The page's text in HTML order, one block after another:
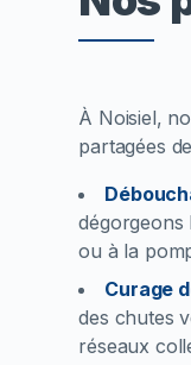
À Noisiel,
partagées
dégorgeons
ou à la
Curage
des chutes
réseaux